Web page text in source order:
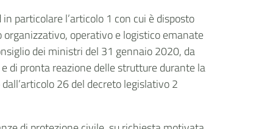
particolare l’articolo 1 con cui è disposto
operativo e logistico emanate
dei ministri del 31 gennaio 2020, da
di pronta reazione delle strutture durante la
26 del decreto legislativo 2